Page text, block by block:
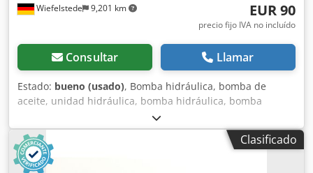
Wiefelstede 9,201 km EUR 90
precio fijo IVA no incluído
Consultar Llamar
Estado: bueno (usado), Bomba hidráulica, bomba de
aceite, unidad hidráulica, bomba hidráulica, bomba
hidráulica, motor de traslación, motor de accionamiento,
bomba de engranajes, Gear Pump - Fabricante: Bucher,
bomba hidráulica de engranajes - Tipo: AP200/8.5 S 259 -
Brida/eje: ver foto, cuadrado 8 x 17 mm - Cantidad: 7
Clasificado